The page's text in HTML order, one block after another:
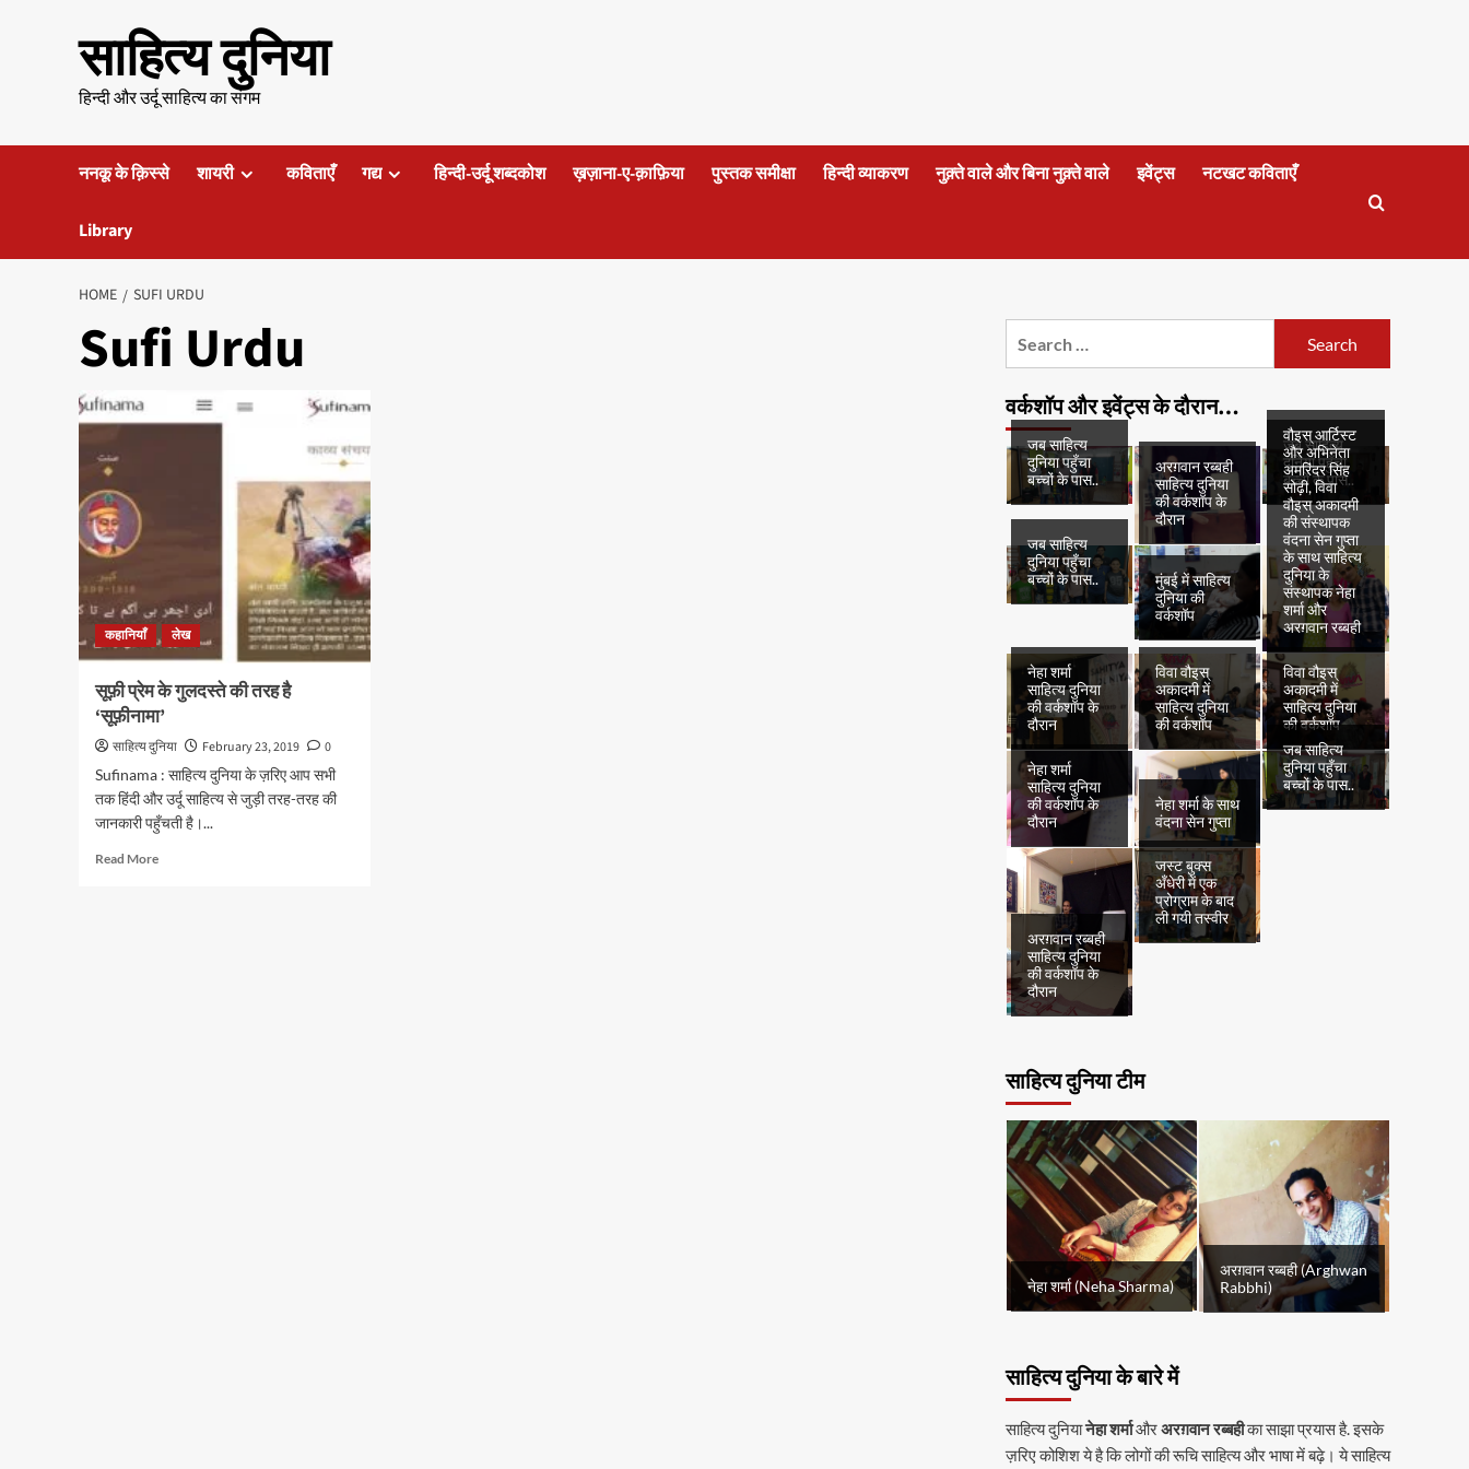
साहित्य दुनिया
हिन्दी और उर्दू साहित्य का संगम
ननकू के क़िस्से शायरी कविताएँ गद्य हिन्दी-उर्दू शब्दकोश ख़ज़ाना-ए-क़ाफ़िया पुस्तक समीक्षा हिन्दी व्याकरण नुक़्ते वाले और बिना नुक़्ते वाले इवेंट्स नटखट कविताएँ
Library
HOME SUFI URDU
Sufi Urdu
कहानियाँ लेख
सूफ़ी प्रेम के गुलदस्ते की तरह है
‘सूफ़ीनामा’
साहित्य दुनिया February 23, 2019
0
Sufinama : साहित्य दुनिया के ज़रिए आप सभी
तक हिंदी और उर्दू साहित्य से जुड़ी तरह-तरह की
जानकारी पहुँचती है।...
Read MoreRead
वर्कशॉप और इवेंट्स के दौरान…
जब साहित्य
दुनिया पहुँचा
बच्चों के पास..
अरग़वान रब्बही
साहित्य दुनिया
की वर्कशॉप के
दौरान
जब साहित्य
दुनिया पहुँचा
बच्चों के पास..
जब साहित्य
दुनिया पहुँचा
बच्चों के पास..
मुंबई में साहित्य
दुनिया की
वर्कशॉप
वौइस् आर्टिस्ट
और अभिनेता
अमरिंदर सिंह
सोढ़ी, विवा
वौइस् अकादमी
की संस्थापक
वंदना सेन गुप्ता
के साथ साहित्य
दुनिया के
संस्थापक नेहा
शर्मा और
अरग़वान रब्बही
नेहा शर्मा
साहित्य दुनिया
की वर्कशॉप के
दौरान
विवा वौइस्
अकादमी में
साहित्य दुनिया
की वर्कशॉप
विवा वौइस्
अकादमी में
साहित्य दुनिया
की वर्कशॉप
नेहा शर्मा
साहित्य दुनिया
की वर्कशॉप के
दौरान
नेहा शर्मा के साथ
वंदना सेन गुप्ता
जब साहित्य
दुनिया पहुँचा
बच्चों के पास..
अरग़वान रब्बही
साहित्य दुनिया
की वर्कशॉप के
दौरान
जस्ट बुक्स
अँधेरी में एक
प्रोग्राम के बाद
ली गयी तस्वीर
साहित्य दुनिया टीम
नेहा शर्मा (Neha Sharma)
अरग़वान रब्बही (Arghwan
Rabbhi)
साहित्य दुनिया के बारे में
साहित्य दुनियानेहा शर्माऔरअरग़वान रब्बहीका साझा प्रयास है. इसके
ज़रिए कोशिश ये है कि लोगों की रूचि साहित्य और भाषा में बढ़े। ये साहित्य